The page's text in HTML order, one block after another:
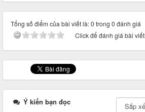
Tổng số điểm của bài viết là: 0 trong 0 đánh giá
Click để đánh giá bài viết
Ý kiến bạn đọc